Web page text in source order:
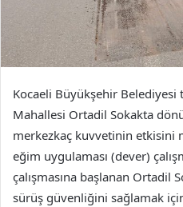
Kocaeli Büyükşehir Belediyesi
Mahallesi Ortadil Sokakta
merkezkaç kuvvetinin etkisini
eğim uygulaması (dever)
çalışmasına başlanan Ortadil
sürüş güvenliğini sağlamak